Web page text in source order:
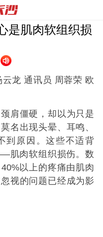
是肌肉软组织损
龙 通讯员 周蓉荣 欧
僵硬，却以为只是
名出现头晕、耳鸣、
到原因。这些不适背
肌肉软组织损伤。数
以上的疼痛由肌肉
视的问题已经成为影